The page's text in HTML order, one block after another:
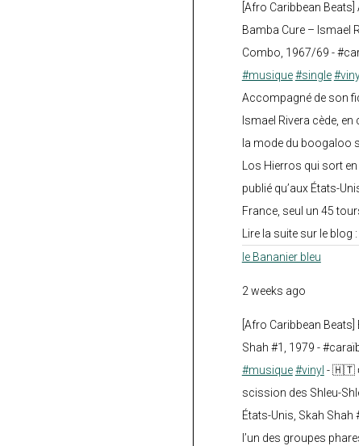
[Afro Caribbean
Bamba Cure – Ismael
Combo, 1967/69 -
#musique #single
Accompagné de son
Ismael Rivera cède,
la mode du boogaloo
Los Hierros qui sort
publié qu’aux États-
France, seul un 45
Lire la suite sur le blog :
le Bananier bleu
2 weeks ago
[Afro Caribbean
Shah #1, 1979 -
#musique #vinyl - 🇭🇹
scission des Shleu-
États-Unis, Skah Shah
l’un des groupes